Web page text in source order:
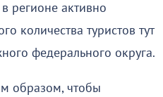
регионе активно
количества туристов тут
федерального округа.
образом, чтобы